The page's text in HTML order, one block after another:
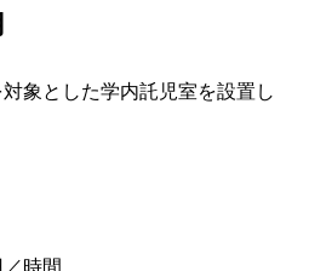
象とした学内託児室を設置し
時間